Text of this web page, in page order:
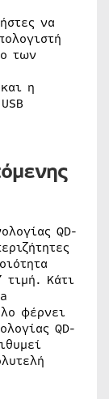
να
των
η
QD-
τιμή. Κάτι
φέρνει
QD-